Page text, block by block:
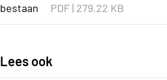
bestaan
PDF | 279.22 KB
Lees ook